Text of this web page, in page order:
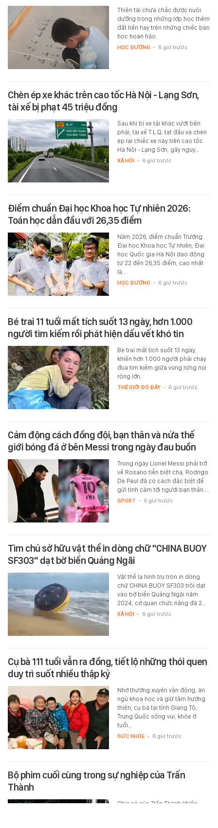
Thiên tài chưa chắc được nuôi
dưỡng trong những lớp học thêm
đắt tiền hay trên những chiếc bàn
học hoàn hảo.
HỌC ĐƯỜNG - 6 giờ trước
Chèn ép xe khác trên cao tốc Hà Nội - Lạng Sơn,
tài xế bị phạt 45 triệu đồng
Sau khi bị xe tải khác vượt bên
phải, tài xế T.L.Q. tạt đầu và chèn
ép lại chiếc xe này trên cao tốc
Hà Nội - Lạng Sơn, gây nguy…
XÃ HỘI - 6 giờ trước
Điểm chuẩn Đại học Khoa học Tự nhiên 2026:
Toán học dẫn đầu với 26,35 điểm
Năm 2026, điểm chuẩn Trường
Đại học Khoa học Tự nhiên, Đại
học Quốc gia Hà Nội dao động
từ 22 đến 26,35 điểm, cao nhất
là…
HỌC ĐƯỜNG - 6 giờ trước
Bé trai 11 tuổi mất tích suốt 13 ngày, hơn 1.000
người tìm kiếm rồi phát hiện dấu vết khó tin
Bé trai mất tích suốt 13 ngày,
khiến hơn 1.000 người phải chạy
đua tìm kiếm giữa vùng rừng núi
rộng lớn.
THẾ GIỚI ĐÓ ĐÂY - 6 giờ trước
Cảm động cách đồng đội, bạn thân và nửa thế
giới bóng đá ở bên Messi trong ngày đau buồn
Trong ngày Lionel Messi phải trở
về Rosario tiễn biệt cha, Rodrigo
De Paul đã có cách đặc biệt để
gửi tình cảm tới người bạn thân.…
SPORT - 6 giờ trước
Tìm chủ sở hữu vật thể in dòng chữ "CHINA BUOY
SF303" dạt bờ biển Quảng Ngãi
Vật thể lạ hình trụ tròn in dòng
chữ CHINA BUOY SF303 trôi dạt
vào bờ biển Quảng Ngãi năm
2024, cơ quan chức năng đã 2…
XÃ HỘI - 6 giờ trước
Cụ bà 111 tuổi vẫn ra đồng, tiết lộ những thói quen
duy trì suốt nhiều thập kỷ
Nhờ thường xuyên vận động, ăn
ngủ khoa học và giữ tâm hướng
thiện, cụ bà tại tỉnh Giang Tô,
Trung Quốc sống vui, khỏe ở
tuổi…
SỨC KHỎE - 6 giờ trước
Bộ phim cuối cùng trong sự nghiệp của Trấn
Thành
Chia sẻ của Trấn Thành khiến